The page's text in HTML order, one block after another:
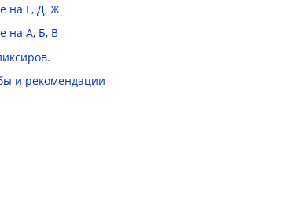
на Г, Д, Ж
на А, Б, В
и рекомендации